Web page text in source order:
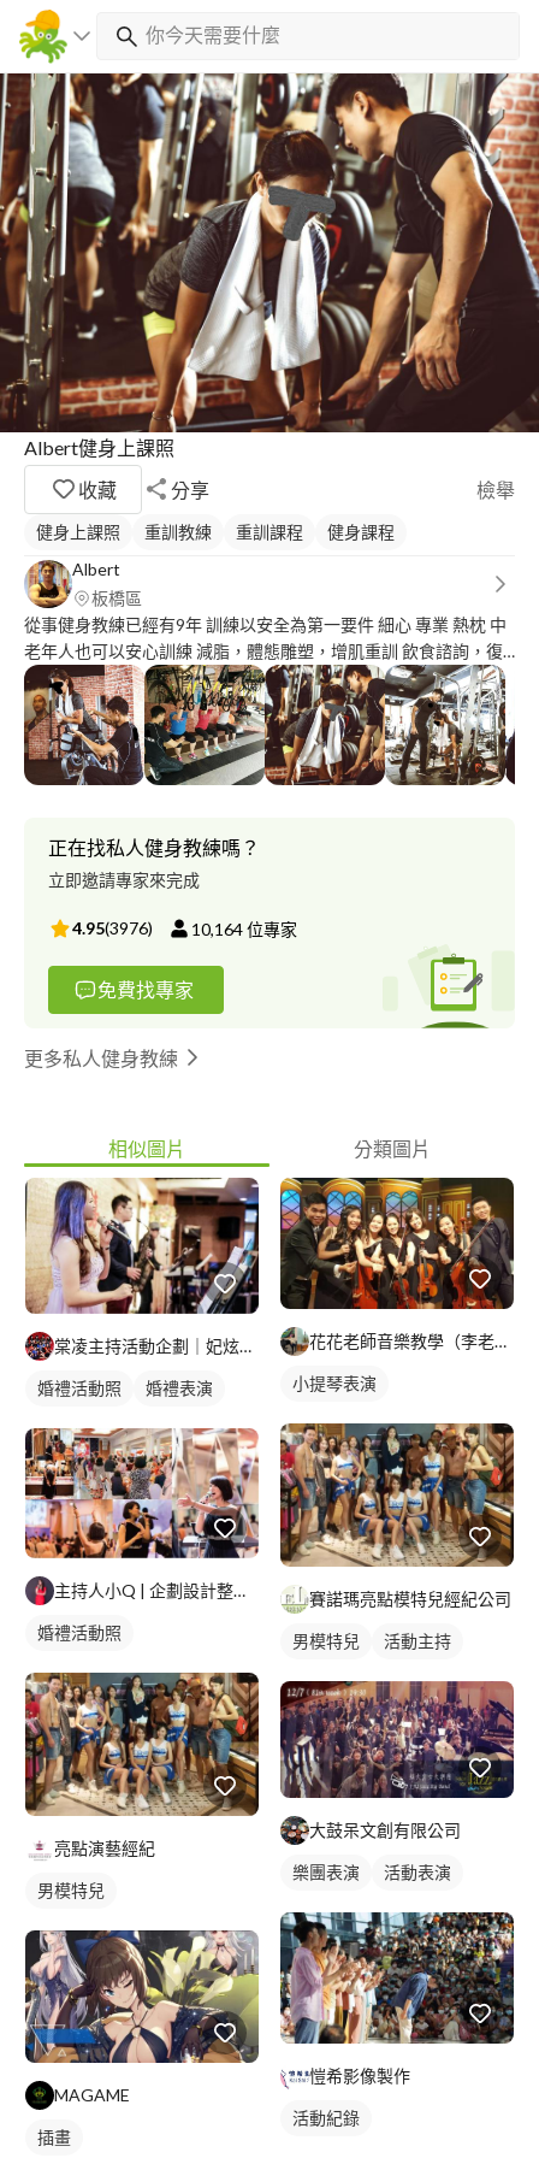
Albert健身上課照
收藏
分享 檢舉
健身上課照 重訓教練 重訓課程
健身課程
Albert
板橋區
從事健身教練已經有9年 訓練以安全為第一要件 細心 專業 熱枕 中
老年人也可以安心訓練 減脂，體態雕塑，增肌重訓 飲食諮詢，復
健訓練，筋膜放鬆 主要上課地點為板橋江子翠捷運站附近 永和頂
溪捷運站附近 -可刷卡
正在找私人健身教練嗎？
立即邀請專家來完成
4.95(3976) 10,164位專家
免費找專家
更多私人健身教練
相似圖片 分類圖片
棠凌主持活動企劃｜妃炫樂團
婚禮活動照 婚禮表演
主持人小Q | 企劃設計整合管家
婚禮活動照
亮點演藝經紀
男模特兒
MAGAME
插畫
花花老師音樂教學（李老師）/心手相映藝術坊
小提琴表演
賽諾瑪亮點模特兒經紀公司
男模特兒 活動主持
大鼓呆文創有限公司
樂團表演 活動表演
愷希影像製作
活動紀錄